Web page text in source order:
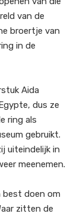
van de
broertje van
in de
Aida
dus ze
ring als
gebruikt.
uiteindelijk in
meenemen.
best doen om
zitten de